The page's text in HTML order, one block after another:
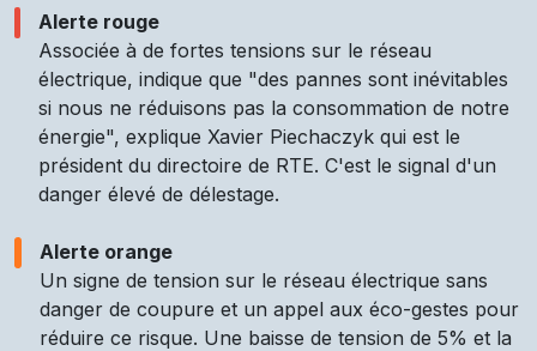
Alerte rouge
Associée à de fortes tensions sur le réseau
électrique, indique que "des pannes sont inévitables
si nous ne réduisons pas la consommation de notre
énergie", explique Xavier Piechaczyk qui est le
président du directoire de RTE. C'est le signal d'un
danger élevé de délestage.
Alerte orange
Un signe de tension sur le réseau électrique sans
danger de coupure et un appel aux éco-gestes pour
réduire ce risque. Une baisse de tension de 5% et la